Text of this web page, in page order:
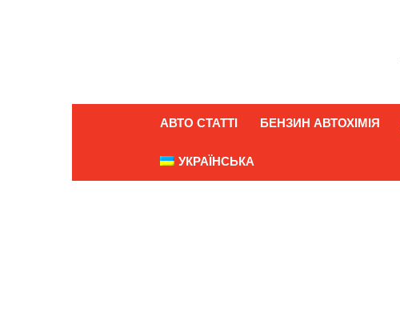
АВТО СТАТТІ БЕНЗИН АВТОХІМІЯ
УКРАЇНСЬКА